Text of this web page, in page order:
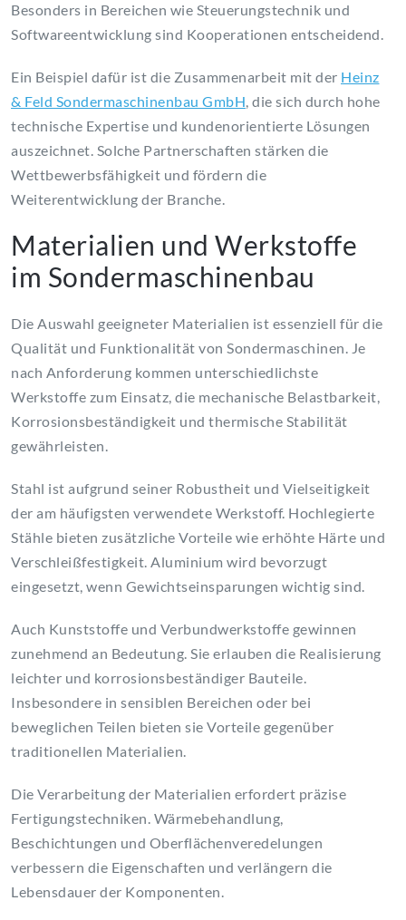
Besonders in Bereichen wie Steuerungstechnik und
Softwareentwicklung sind Kooperationen entscheidend.
Ein Beispiel dafür ist die Zusammenarbeit mit der Heinz
& Feld Sondermaschinenbau GmbH, die sich durch hohe
technische Expertise und kundenorientierte Lösungen
auszeichnet. Solche Partnerschaften stärken die
Wettbewerbsfähigkeit und fördern die
Weiterentwicklung der Branche.
Materialien und Werkstoffe
im Sondermaschinenbau
Die Auswahl geeigneter Materialien ist essenziell für die
Qualität und Funktionalität von Sondermaschinen. Je
nach Anforderung kommen unterschiedlichste
Werkstoffe zum Einsatz, die mechanische Belastbarkeit,
Korrosionsbeständigkeit und thermische Stabilität
gewährleisten.
Stahl ist aufgrund seiner Robustheit und Vielseitigkeit
der am häufigsten verwendete Werkstoff. Hochlegierte
Stähle bieten zusätzliche Vorteile wie erhöhte Härte und
Verschleißfestigkeit. Aluminium wird bevorzugt
eingesetzt, wenn Gewichtseinsparungen wichtig sind.
Auch Kunststoffe und Verbundwerkstoffe gewinnen
zunehmend an Bedeutung. Sie erlauben die Realisierung
leichter und korrosionsbeständiger Bauteile.
Insbesondere in sensiblen Bereichen oder bei
beweglichen Teilen bieten sie Vorteile gegenüber
traditionellen Materialien.
Die Verarbeitung der Materialien erfordert präzise
Fertigungstechniken. Wärmebehandlung,
Beschichtungen und Oberflächenveredelungen
verbessern die Eigenschaften und verlängern die
Lebensdauer der Komponenten.